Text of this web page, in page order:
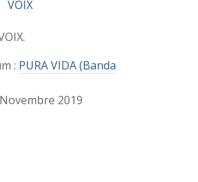
: PURA VIDA (Banda
2019